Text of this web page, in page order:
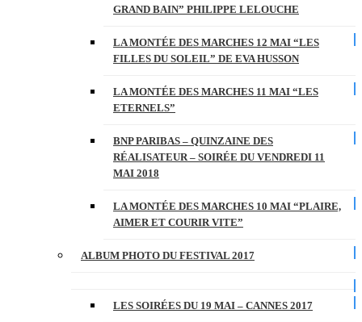
GRAND BAIN” PHILIPPE LELOUCHE
LA MONTÉE DES MARCHES 12 MAI “LES
FILLES DU SOLEIL” DE EVA HUSSON
LA MONTÉE DES MARCHES 11 MAI “LES
ETERNELS”
BNP PARIBAS – QUINZAINE DES
RÉALISATEUR – SOIRÉE DU VENDREDI 11
MAI 2018
LA MONTÉE DES MARCHES 10 MAI “PLAIRE,
AIMER ET COURIR VITE”
ALBUM PHOTO DU FESTIVAL 2017
LES SOIRÉES DU 19 MAI – CANNES 2017